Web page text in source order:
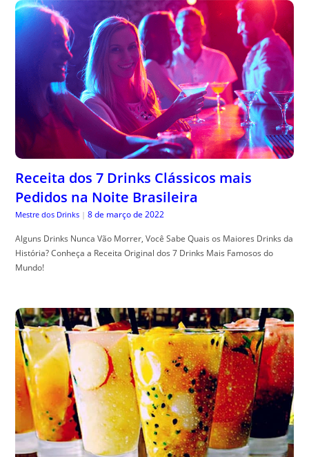
Receita dos 7 Drinks Clássicos mais
Pedidos na Noite Brasileira
Mestre dos Drinks | 8 de março de 2022
Alguns Drinks Nunca Vão Morrer, Você Sabe Quais os Maiores Drinks da
História? Conheça a Receita Original dos 7 Drinks Mais Famosos do
Mundo!